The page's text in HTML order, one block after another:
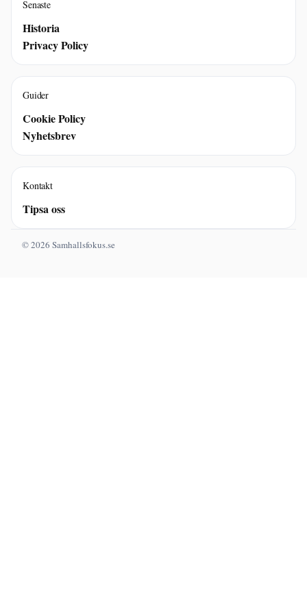
Senaste
Historia
Privacy Policy
Guider
Cookie Policy
Nyhetsbrev
Kontakt
Tipsa oss
© 2026 Samhallsfokus.se